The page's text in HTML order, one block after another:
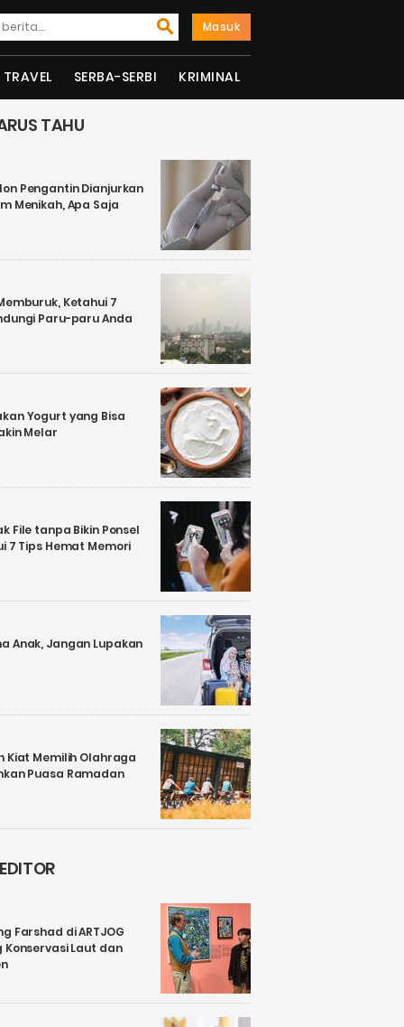
Masuk
TRAVEL SERBA-SERBI KRIMINAL
TAHU
Pengantin Dianjurkan
Menikah, Apa Saja
Ketahui 7
Paru-paru Anda
Yogurt yang Bisa
Melar
File tanpa Bikin Ponsel
7 Tips Hemat Memori
Anak, Jangan Lupakan
Kiat Memilih Olahraga
Puasa Ramadan
Farshad di ARTJOG
Konservasi Laut dan